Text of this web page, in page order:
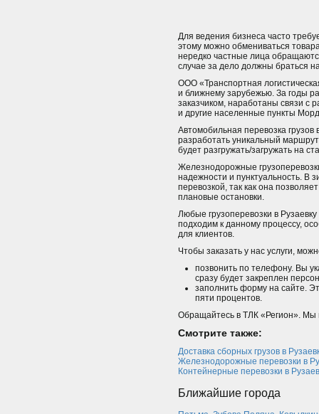
Для ведения бизнеса часто
этому можно обмениваться
нередко частные лица
случае за дело должны браться
ООО «Транспортная
и ближнему зарубежью. За годы
заказчиком, наработаны связи с
и другие населенные пункты
Автомобильная перевозка
разработать уникальный
будет разгружать/загружать на
Железнодорожные
надежности и пунктуальность. В
перевозкой, так как она
плановые остановки.
Любые грузоперевозки в
подходим к данному процессу,
для клиентов.
Чтобы заказать у нас услуги,
позвонить по телефону. Вы
сразу будет закреплен
заполнить форму на сайте.
пяти процентов.
Обращайтесь в ТЛК «Регион». Мы
Смотрите также:
Доставка сборных грузов в
Железнодорожные перевозки в
Контейнерные перевозки в
Ближайшие города